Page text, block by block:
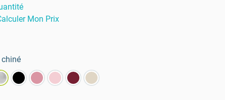
Mon Prix